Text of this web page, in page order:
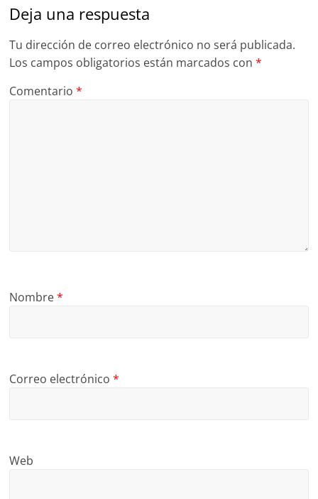
Deja una respuesta
Tu dirección de correo electrónico no será publicada.
Los campos obligatorios están marcados con*
Comentario*
Nombre*
Correo electrónico*
Web